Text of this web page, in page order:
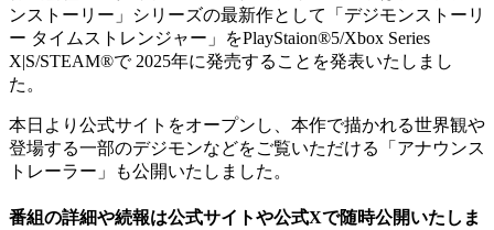
ンストーリー」シリーズの最新作として
「デジモンストーリ
ー タイムストレンジャー」をPlayStaion®5/Xbox Series
X|S/STEAM®で 2025年に発売する ことを発表いたしまし
た。
本日より公式サイトをオープンし、本作で描かれる世界観や
登場する一部のデジモンなどをご覧いただける
「アナウンス
トレーラー」
も公開いたしました。
番組の詳細や続報は公式サイトや公式Xで随時公開いたしま